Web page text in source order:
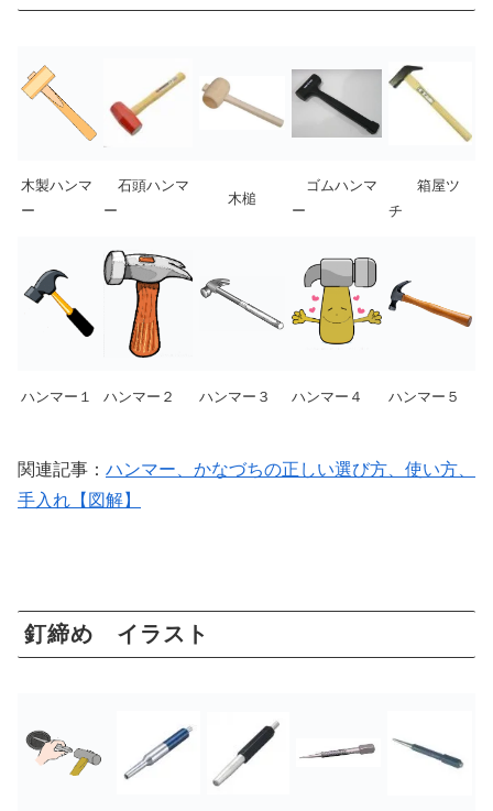
木製ハンマ
ー
石頭ハンマ
ー
木槌
ゴムハンマ
ー
箱屋ツ
チ
ハンマー１ ハンマー２ ハンマー３ ハンマー４ ハンマー５
関連記事： ハンマー、かなづちの正しい選び方、使い方、
手入れ【図解】
釘締め イラスト